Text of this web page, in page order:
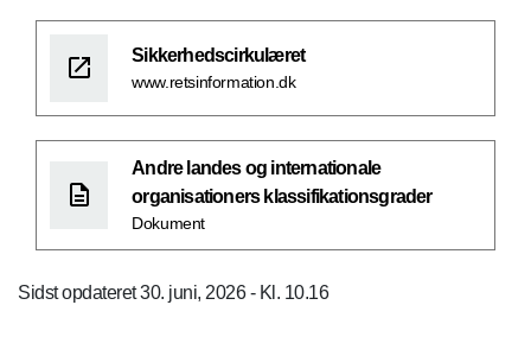
Sikkerhedscirkulæret
www.retsinformation.dk
Andre landes og internationale
organisationers klassifikationsgrader
Dokument
Sidst opdateret 30. juni, 2026 - Kl. 10.16